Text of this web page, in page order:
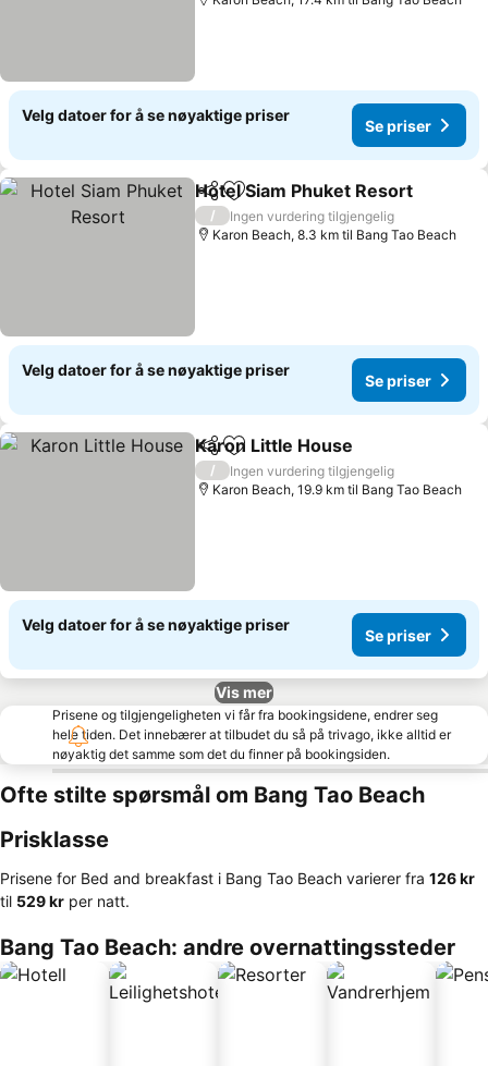
Velg datoer for å se nøyaktige priser
Se priser
Del Legg til i favoritter
Hotel Siam Phuket Resort
/
Ingen vurdering tilgjengelig
Karon Beach, 8.3 km til Bang Tao Beach
Velg datoer for å se nøyaktige priser
Se priser
Del Legg til i favoritter
Karon Little House
/
Ingen vurdering tilgjengelig
Karon Beach, 19.9 km til Bang Tao Beach
Velg datoer for å se nøyaktige priser
Se priser
Vis mer
Prisene og tilgjengeligheten vi får fra bookingsidene, endrer seg
hele tiden. Det innebærer at tilbudet du så på trivago, ikke alltid er
nøyaktig det samme som det du finner på bookingsiden.
Ofte stilte spørsmål om Bang Tao Beach
Prisklasse
Prisene for Bed and breakfast i Bang Tao Beach varierer fra ‎126 kr
til ‎529 kr per natt.
Bang Tao Beach: andre overnattingssteder